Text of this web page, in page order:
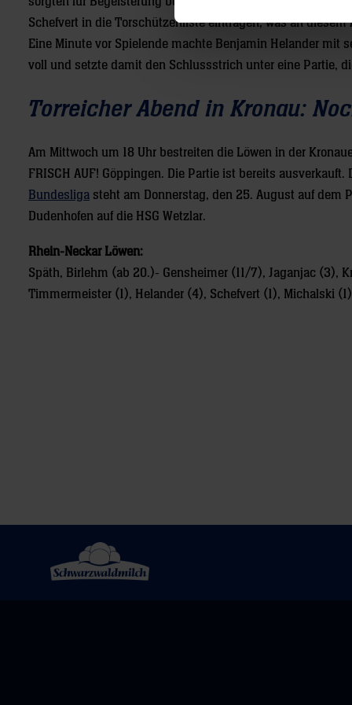
Schefvert in die Torschützenliste eintragen, was an
Eine Minute vor Spielende machte Benjamin Helander mit
voll und setzte damit den Schlussstrich unter eine Partie,
Torreicher Abend in Kronau:
Am Mittwoch um 18 Uhr bestreiten die Löwen in der
FRISCH AUF! Göppingen. Die Partie ist bereits
Bundesliga steht am Donnerstag, den 25. August auf dem
Dudenhofen auf die HSG Wetzlar.
Rhein-Neckar Löwen:
Späth, Birlehm (ab 20.)- Gensheimer (11/7), Jaganjac (3),
Timmermeister (1), Helander (4), Schefvert (1), Michalski